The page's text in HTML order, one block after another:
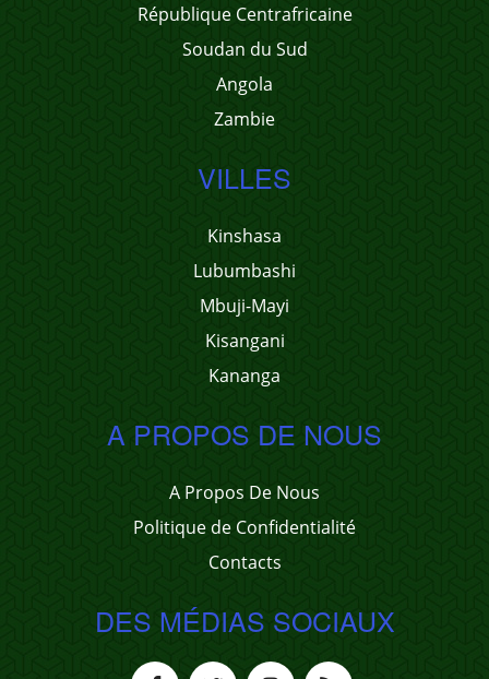
République Centrafricaine
Soudan du Sud
Angola
Zambie
VILLES
Kinshasa
Lubumbashi
Mbuji-Mayi
Kisangani
Kananga
A PROPOS DE NOUS
A Propos De Nous
Politique de Confidentialité
Contacts
DES MÉDIAS SOCIAUX